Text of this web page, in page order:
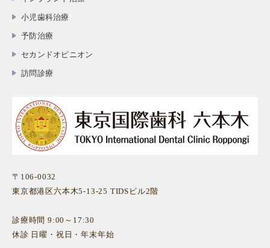
小児歯科治療
予防治療
セカンドオピニオン
訪問診療
〒106-0032
東京都港区六本木5-13-25 TIDSビル2階
診療時間 9:00～17:30
休診 日曜・祝日・年末年始